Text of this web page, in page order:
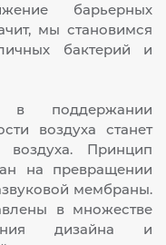
барьерных
мы становимся
бактерий и
в поддержании
воздуха станет
воздуха. Принцип
на превращении
мембраны.
в множестве
дизайна и